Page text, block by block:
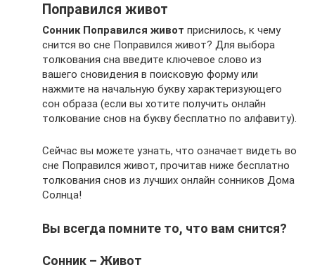
Поправился живот
Сонник Поправился живот приснилось, к чему
снится во сне Поправился живот? Для выбора
толкования сна введите ключевое слово из
вашего сновидения в поисковую форму или
нажмите на начальную букву характеризующего
сон образа (если вы хотите получить онлайн
толкование снов на букву бесплатно по алфавиту).
Сейчас вы можете узнать, что означает видеть во
сне Поправился живот, прочитав ниже бесплатно
толкования снов из лучших онлайн сонников Дома
Солнца!
Вы всегда помните то, что вам снится?
Сонник – Живот